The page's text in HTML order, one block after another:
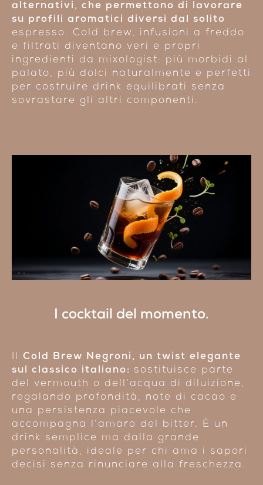
alternativi, che permettono di lavorare
su profili aromatici diversi dal solito
espresso. Cold brew, infusioni a freddo
e filtrati diventano veri e propri
ingredienti da mixologist: più morbidi al
palato, più dolci naturalmente e perfetti
per costruire drink equilibrati senza
sovrastare gli altri componenti.
I cocktail del momento.
Il Cold Brew Negroni, un twist elegante
sul classico italiano: sostituisce parte
del vermouth o dell’acqua di diluizione,
regalando profondità, note di cacao e
una persistenza piacevole che
accompagna l’amaro del bitter. È un
drink semplice ma dalla grande
personalità, ideale per chi ama i sapori
decisi senza rinunciare alla freschezza.